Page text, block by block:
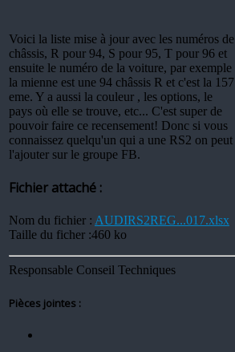
Voici la liste mise à jour avec les numéros de
châssis, R pour 94, S pour 95, T pour 96 et
ensuite le numéro de la voiture, par exemple
la mienne est une 94 châssis R et c'est la 157
eme. Y a aussi la couleur , les options, le
pays où elle se trouve, etc... C'est super de
pouvoir faire ce recensement! Donc si vous
connaissez quelqu'un qui a une RS2 on peut
l'ajouter sur le groupe FB.
Fichier attaché :
Nom du fichier : AUDIRS2REG...017.xlsx
Taille du ficher :460 ko
Responsable Conseil Techniques
Pièces jointes :